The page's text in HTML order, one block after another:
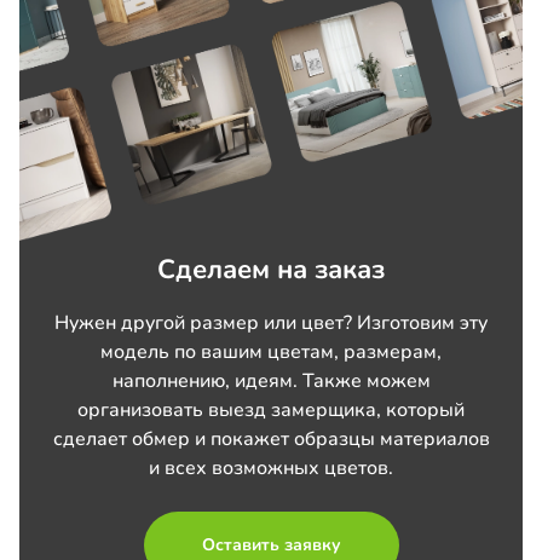
Сделаем на заказ
Нужен другой размер или цвет? Изготовим эту
модель по вашим цветам, размерам,
наполнению, идеям. Также можем
организовать выезд замерщика, который
сделает обмер и покажет образцы материалов
и всех возможных цветов.
Оставить заявку